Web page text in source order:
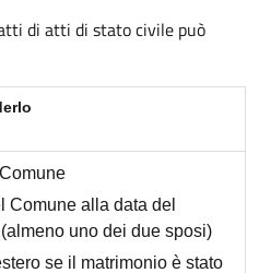
di atti di stato civile può
Comune alla data del
uno dei due sposi)
se il matrimonio è stato